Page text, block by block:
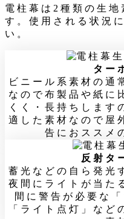
電柱幕は2種類の生地
す。使用される状況
い。
ター
ビニール系素材の通
なので布製品や紙に
くく・長持ちします
適した素材なので屋
告におススメ
反射タ
蓄光などの自ら発光
夜間にライトが当た
間に警告が必要な
「ライト点灯」など